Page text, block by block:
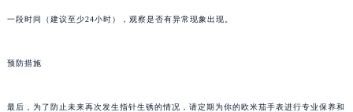
一段时间（建议至少24小时），观察是否有异常现象出现。
预防措施
最后，为了防止未来再次发生指针生锈的情况，请定期为你的欧米茄手表进行专业保养和